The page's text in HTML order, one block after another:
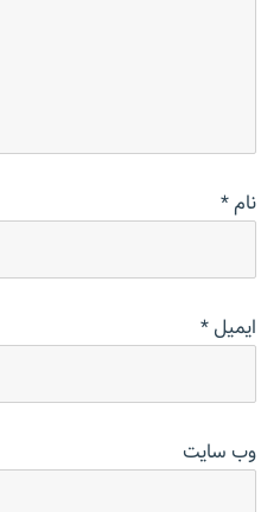
نام*
ایمیل*
وب‌ سایت